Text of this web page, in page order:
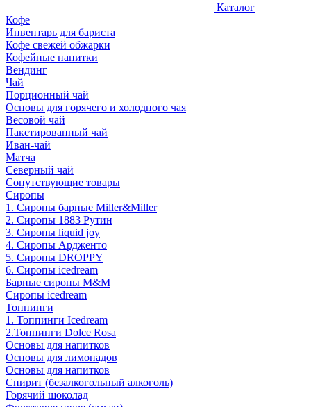
Каталог
Кофе
Инвентарь для бариста
Кофе свежей обжарки
Кофейные напитки
Вендинг
Чай
Порционный чай
Основы для горячего и холодного чая
Весовой чай
Пакетированный чай
Иван-чай
Матча
Северный чай
Сопутствующие товары
Сиропы
1. Сиропы барные Miller&Miller
2. Сиропы 1883 Рутин
3. Cиропы liquid joy
4. Cиропы Ардженто
5. Сиропы DROPPY
6. Сиропы icedream
Барные сиропы M&M
Сиропы icedream
Топпинги
1. Топпинги Icedream
2.Топпинги Dolce Rosa
Основы для напитков
Основы для лимонадов
Основы для напитков
Спирит (безалкогольный алкоголь)
Горячий шоколад